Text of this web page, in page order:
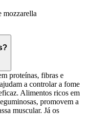
mozzarella
proteínas, fibras e
a controlar a fome
Alimentos ricos em
promovem a
muscular. Já os